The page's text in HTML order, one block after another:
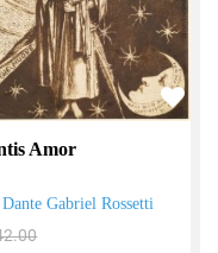
Amor
Dante Gabriel Rossetti